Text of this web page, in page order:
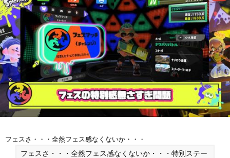
フェスさ・・・全然フェス感なくないか・・・
フェスさ・・・全然フェス感なくないか・・・特別ステー